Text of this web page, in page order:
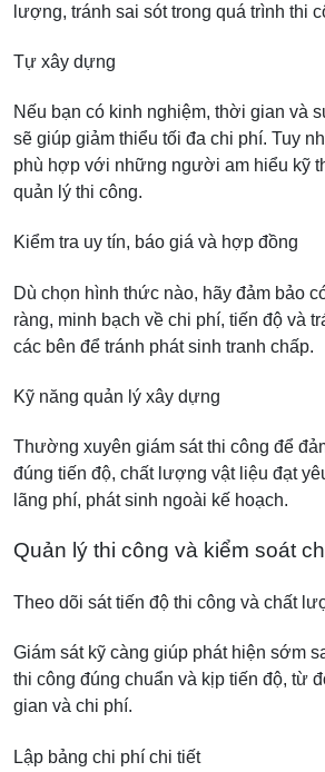
lượng, tránh sai sót trong quá trình thi
Tự xây dựng
Nếu bạn có kinh nghiệm, thời gian và
sẽ giúp giảm thiểu tối đa chi phí. Tuy
phù hợp với những người am hiểu kỹ
quản lý thi công.
Kiểm tra uy tín, báo giá và hợp đồng
Dù chọn hình thức nào, hãy đảm bảo
ràng, minh bạch về chi phí, tiến độ và
các bên để tránh phát sinh tranh chấp.
Kỹ năng quản lý xây dựng
Thường xuyên giám sát thi công để
đúng tiến độ, chất lượng vật liệu đạt
lãng phí, phát sinh ngoài kế hoạch.
Quản lý thi công và kiểm soát
Theo dõi sát tiến độ thi công và chất
Giám sát kỹ càng giúp phát hiện sớm
thi công đúng chuẩn và kịp tiến độ, từ
gian và chi phí.
Lập bảng chi phí chi tiết